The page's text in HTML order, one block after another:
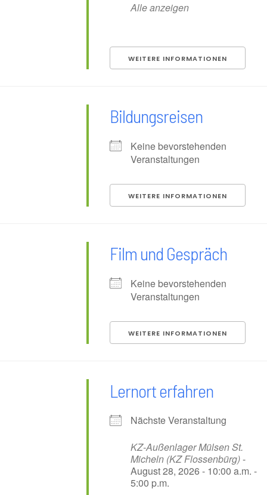
Alle anzeigen
WEITERE INFORMATIONEN
Bildungsreisen
Keine bevorstehenden
Veranstaltungen
WEITERE INFORMATIONEN
Film und Gespräch
Keine bevorstehenden
Veranstaltungen
WEITERE INFORMATIONEN
Lernort erfahren
Nächste Veranstaltung
KZ-Außenlager Mülsen St.
Micheln (KZ Flossenbürg)-
August 28, 2026 - 10:00 a.m. -
5:00 p.m.